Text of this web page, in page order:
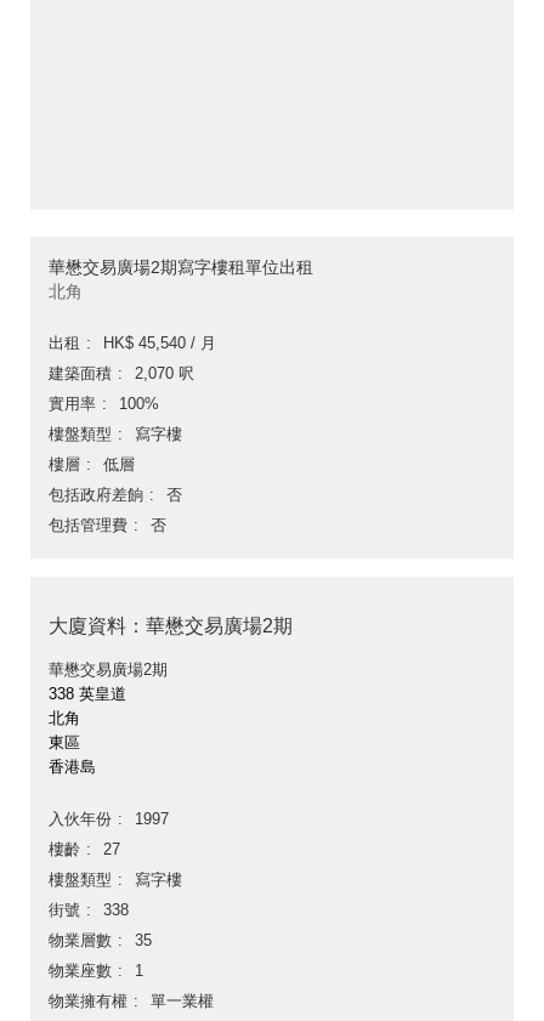
華懋交易廣場2期寫字樓租單位出租
北角
出租
HK$ 45,540 / 月
建築面積
2,070 呎
實用率
100%
樓盤類型
寫字樓
樓層
低層
包括政府差餉
否
包括管理費
否
大廈資料：華懋交易廣場2期
華懋交易廣場2期
338 英皇道
北角
東區
香港島
入伙年份
1997
樓齡
27
樓盤類型
寫字樓
街號
338
物業層數
35
物業座數
1
物業擁有權
單一業權